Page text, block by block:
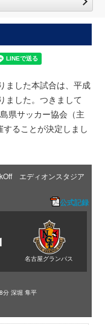
ました本試合は、平成
ました。つきまして
県サッカー協会（主
ることが決定しまし
エディオンスタジア
公式記録
名古屋グランパス
分 深堀 隼平